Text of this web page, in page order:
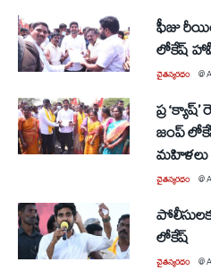
ఫీజు
లోకేష్
చైతన్యరధం @
ప్ర
జంప్
మహిళలు
చైతన్యరధం @
లోకేష్
చైతన్యరధం @